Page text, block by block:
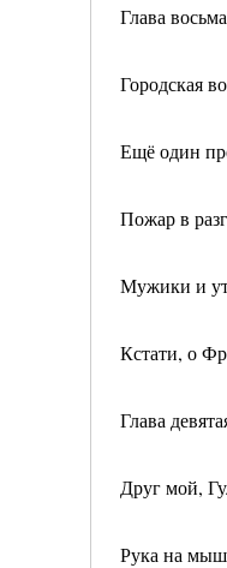
Глава
Городская
Ещё один
Пожар в
Мужики и
Кстати, о
Глава
Друг мой,
Рука на